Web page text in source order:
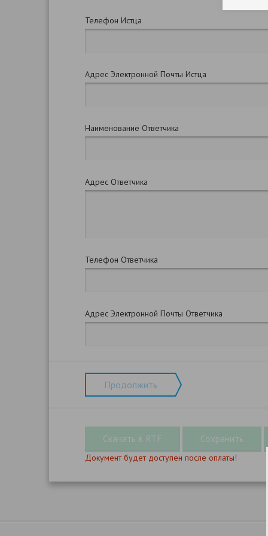
Телефон Истца
Адрес Электронной Почты Истца
Наименование Ответчика
Адрес Ответчика
Телефон Ответчика
Адрес Электронной Почты Ответчика
Продолжить
Документ будет доступен после оплаты!